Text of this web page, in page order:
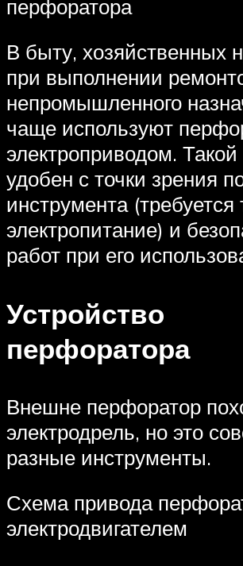
перфоратора
В быту, хозяйственных
при выполнении
непромышленного
чаще используют
электроприводом.
удобен с точки зрения
инструмента (требуется
электропитание) и
работ при его
Устройство
перфоратора
Внешне перфоратор
электродрель, но это
разные инструменты.
Схема привода
электродвигателем